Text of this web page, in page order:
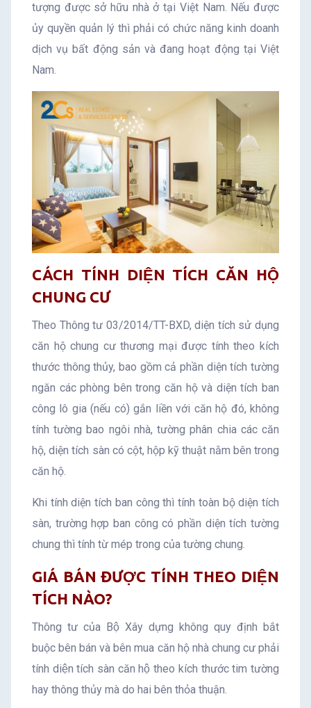
tượng được sở hữu nhà ở tại Việt Nam. Nếu được
ủy quyền quản lý thì phải có chức năng kinh doanh
dịch vụ bất động sản và đang hoạt động tại Việt
Nam.
CÁCH TÍNH DIỆN TÍCH CĂN HỘ
CHUNG CƯ
Theo Thông tư 03/2014/TT-BXD, diện tích sử dụng
căn hộ chung cư thương mại được tính theo kích
thước thông thủy, bao gồm cả phần diện tích tường
ngăn các phòng bên trong căn hộ và diện tích ban
công lô gia (nếu có) gắn liền với căn hộ đó, không
tính tường bao ngôi nhà, tường phân chia các căn
hộ, diện tích sàn có cột, hộp kỹ thuật nằm bên trong
căn hộ.
Khi tính diện tích ban công thì tính toàn bộ diện tích
sàn, trường hợp ban công có phần diện tích tường
chung thì tính từ mép trong của tường chung.
GIÁ BÁN ĐƯỢC TÍNH THEO DIỆN
TÍCH NÀO?
Thông tư của Bộ Xây dựng không quy định bắt
buộc bên bán và bên mua căn hộ nhà chung cư phải
tính diện tích sàn căn hộ theo kích thước tim tường
hay thông thủy mà do hai bên thỏa thuận.